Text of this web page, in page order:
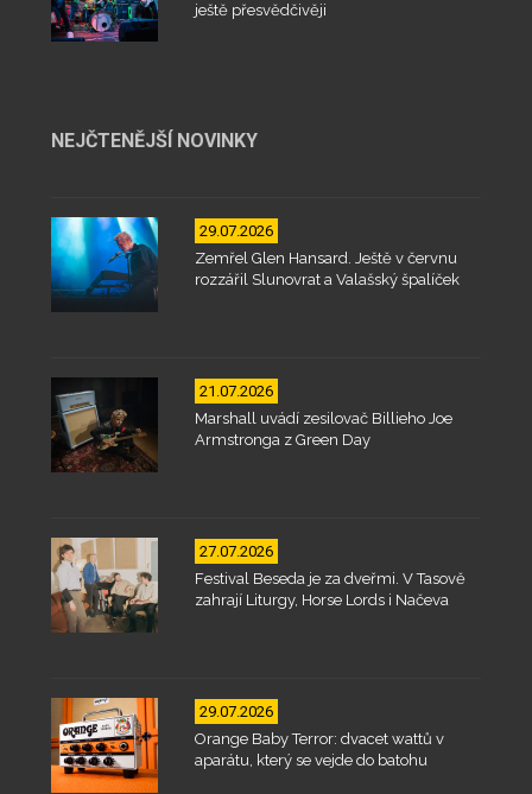
ještě přesvědčivěji
NEJČTENĚJŠÍ NOVINKY
29.07.2026
Zemřel Glen Hansard. Ještě v červnu
rozzářil Slunovrat a Valašský špalíček
21.07.2026
Marshall uvádí zesilovač Billieho Joe
Armstronga z Green Day
27.07.2026
Festival Beseda je za dveřmi. V Tasově
zahrají Liturgy, Horse Lords i Načeva
29.07.2026
Orange Baby Terror: dvacet wattů v
aparátu, který se vejde do batohu